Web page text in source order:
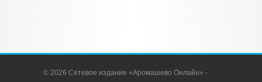
© 2026 Сетевое издание «Аромашево Онлайн» -